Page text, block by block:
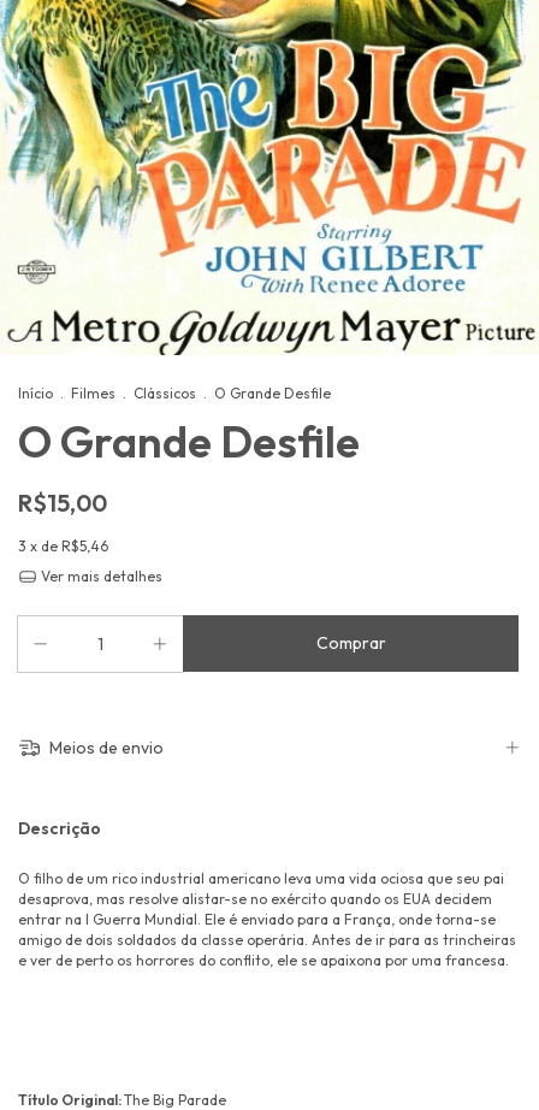
Início . Filmes . Clássicos . O Grande Desfile
O Grande Desfile
R$15,00
3 x de R$5,46
Ver mais detalhes
Meios de envio
Descrição
O filho de um rico industrial americano leva uma vida ociosa que seu pai
desaprova, mas resolve alistar-se no exército quando os EUA decidem
entrar na I Guerra Mundial. Ele é enviado para a França, onde torna-se
amigo de dois soldados da classe operária. Antes de ir para as trincheiras
e ver de perto os horrores do conflito, ele se apaixona por uma francesa.
Título Original:The Big Parade